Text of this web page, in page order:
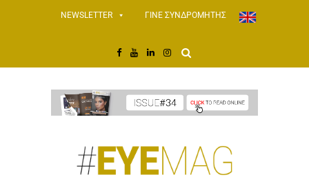
NEWSLETTER ΓΙΝΕ ΣΥΝΔΡΟΜΗΤΗΣ